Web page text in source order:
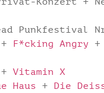
Punkfestival
+ F*cking Angry +
+ Vitamin X
Haus + Die